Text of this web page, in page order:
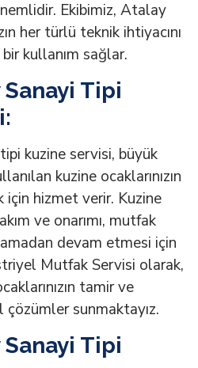
Ekibimiz, Atalay
her türlü teknik ihtiyacını
kullanım sağlar.
Sanayi Tipi
kuzine servisi, büyük
kuzine ocaklarınızın
için hizmet verir. Kuzine
ve onarımı, mutfak
devam etmesi için
Mutfak Servisi olarak,
tamir ve
çözümler sunmaktayız.
Sanayi Tipi